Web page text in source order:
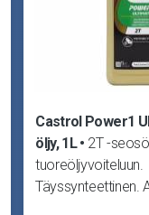
Castrol Power1
öljy, 1L
2T -
tuoreöljyvoiteluun.
Täyssynteettinen.